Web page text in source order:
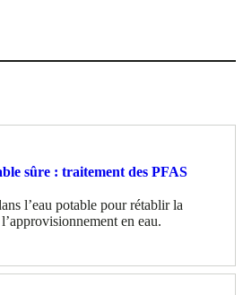
sûre : traitement des PFAS
l’eau potable pour rétablir la
en eau.